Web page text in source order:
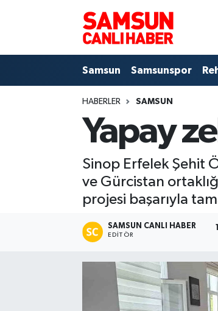
Samsun Samsunspor
HABERLER SAMSUN
Yapay
Sinop Erfelek Şehit
ve Gürcistan
projesi başarıyla
SAMSUN CANLI HABER
EDITÖR
Samsunspor
Samsun Nöbetçi Eczaneler
Samsun Hava Durumu
Samsun Trafik Yoğunluk Haritası
Süper Lig Puan Durumu ve Fikstür
Tüm Manşetler
Son Dakika Haberleri
Haber Arşivi